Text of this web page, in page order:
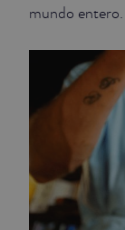
mundo entero.